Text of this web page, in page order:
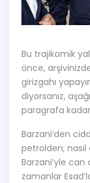
Bu trajikomik
önce,
girizgahı
diyorsanız,
paragrafa kadar
Barzani’den
petrolden;
Barzani’yle can
zamanlar